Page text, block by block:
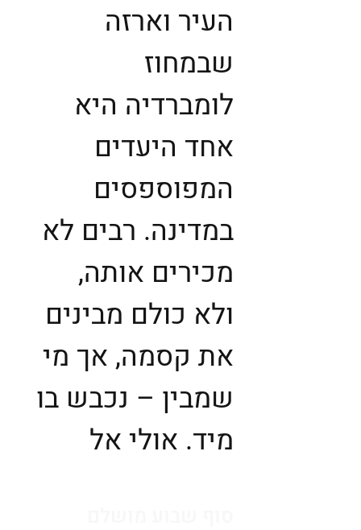
העיר וארזה
שבמחוז
לומברדיה היא
אחד היעדים
המפוספסים
במדינה. רבים לא
מכירים אותה,
ולא כולם מבינים
את קסמה, אך מי
שמבין – נכבש בו
מיד. אולי אל